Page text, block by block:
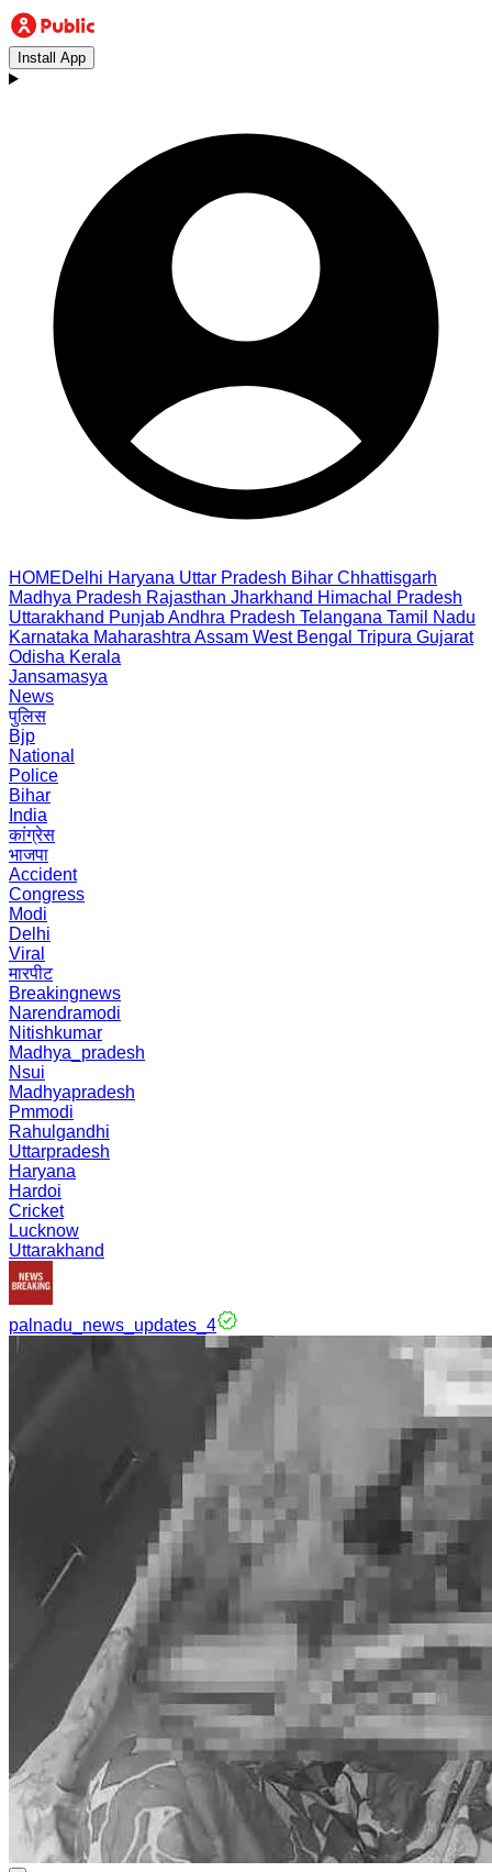
Install App
HOMEDelhi Haryana Uttar Pradesh Bihar Chhattisgarh
Madhya Pradesh Rajasthan Jharkhand Himachal Pradesh
Uttarakhand PunjabAndhra Pradesh Telangana Tamil Nadu
Karnataka Maharashtra Assam West Bengal Tripura Gujarat
Odisha Kerala
Jansamasya
News
पुलिस
Bjp
National
Police
Bihar
India
कांग्रेस
भाजपा
Accident
Congress
Modi
Delhi
Viral
मारपीट
Breakingnews
Narendramodi
Nitishkumar
Madhya_pradesh
Nsui
Madhyapradesh
Pmmodi
Rahulgandhi
Uttarpradesh
Haryana
Hardoi
Cricket
Lucknow
Uttarakhand
palnadu_news_updates_4